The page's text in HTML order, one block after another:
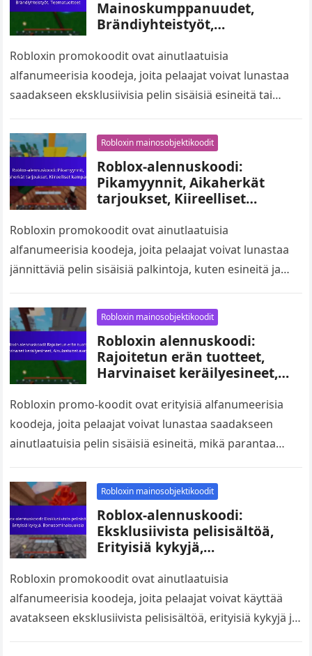
Mainoskumppanuudet,
Brändiyhteistyöt,
Robloxin promokoodit ovat ainutlaatuisia
alfanumeerisia koodeja, joita pelaajat voivat lunastaa
saadakseen eksklusiivisia pelin sisäisiä esineitä tai
mainoskumppanuuksien ja brändiyhteistyöprojektien
kautta, mikä mahdollistaa…
Robloxin mainosobjektikoodit
Roblox-alennuskoodi:
Pikamyynnit, Aikaherkät
tarjoukset, Kiireelliset
Robloxin promokoodit ovat ainutlaatuisia
alfanumeerisia koodeja, joita pelaajat voivat lunastaa
jännittäviä pelin sisäisiä palkintoja, kuten esineitä ja
aikarajoitteisia tarjouksia,…
Robloxin mainosobjektikoodit
Robloxin alennuskoodi:
Rajoitetun erän tuotteet,
Harvinaiset keräilyesineet,
Robloxin promo-koodit ovat erityisiä alfanumeerisia
koodeja, joita pelaajat voivat lunastaa saadakseen
ainutlaatuisia pelin sisäisiä esineitä, mikä parantaa
rajoitetun erän esineitä, harvinaisia keräilyesineitä…
Robloxin mainosobjektikoodit
Roblox-alennuskoodi:
Eksklusiivista pelisisältöä,
Erityisiä kykyjä,
Robloxin promokoodit ovat ainutlaatuisia
alfanumeerisia koodeja, joita pelaajat voivat käyttää
avatakseen eksklusiivista pelisisältöä, erityisiä kykyjä ja